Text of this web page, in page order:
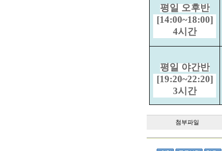
평일 오후반
[14:00~18:00]
4시간
평일 야간반
[19:20~22:20]
3시간
첨부파일